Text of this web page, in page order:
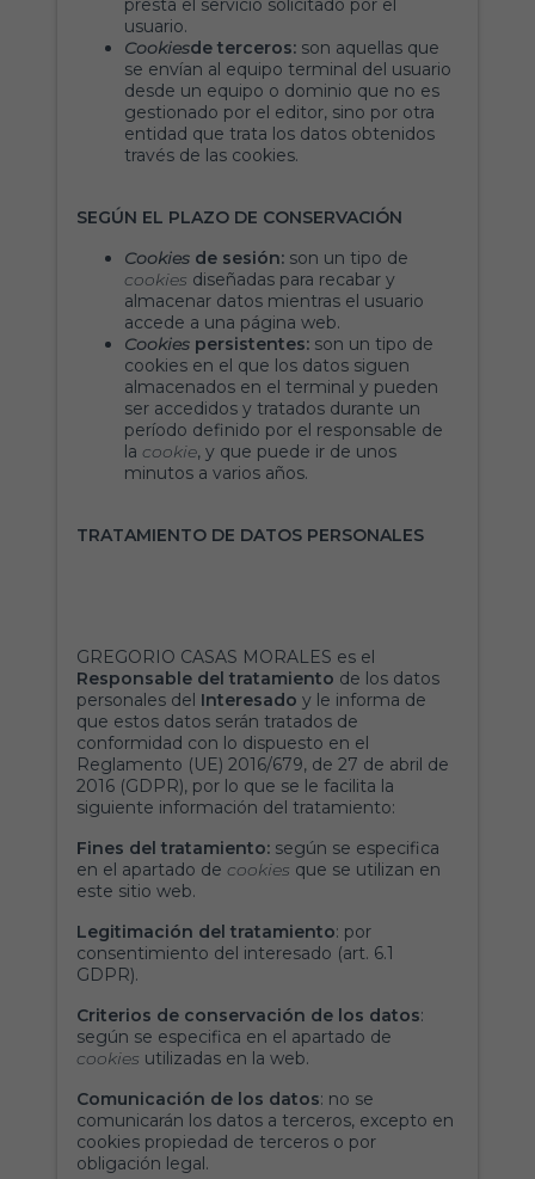
presta el servicio solicitado por el
usuario.
Cookiesde terceros: son aquellas que
se envían al equipo terminal del usuario
desde un equipo o dominio que no es
gestionado por el editor, sino por otra
entidad que trata los datos obtenidos
través de las cookies.
SEGÚN EL PLAZO DE CONSERVACIÓN
Cookies de sesión: son un tipo de
cookies diseñadas para recabar y
almacenar datos mientras el usuario
accede a una página web.
Cookies persistentes: son un tipo de
cookies en el que los datos siguen
almacenados en el terminal y pueden
ser accedidos y tratados durante un
período definido por el responsable de
la cookie, y que puede ir de unos
minutos a varios años.
TRATAMIENTO DE DATOS PERSONALES
GREGORIO CASAS MORALES es el
Responsable del tratamiento de los datos
personales del Interesado y le informa de
que estos datos serán tratados de
conformidad con lo dispuesto en el
Reglamento (UE) 2016/679, de 27 de abril de
2016 (GDPR), por lo que se le facilita la
siguiente información del tratamiento:
Fines del tratamiento: según se especifica
en el apartado de cookies que se utilizan en
este sitio web.
Legitimación del tratamiento: por
consentimiento del interesado (art. 6.1
GDPR).
Criterios de conservación de los datos:
según se especifica en el apartado de
cookies utilizadas en la web.
Comunicación de los datos: no se
comunicarán los datos a terceros, excepto en
cookies propiedad de terceros o por
obligación legal.